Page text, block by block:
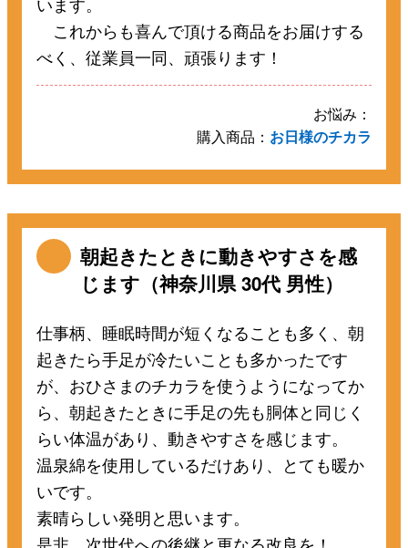
これからも喜んで頂ける商品をお届けする
べく、従業員一同、頑張ります！
お悩み：
購入商品： お日様のチカラ
朝起きたときに動きやすさを感
じます（神奈川県 30代 男性）
仕事柄、睡眠時間が短くなることも多く、朝
起きたら手足が冷たいことも多かったです
が、おひさまのチカラを使うようになってか
ら、朝起きたときに手足の先も胴体と同じく
らい体温があり、動きやすさを感じます。
温泉綿を使用しているだけあり、とても暖か
いです。
素晴らしい発明と思います。
是非、次世代への後継と更なる改良を！